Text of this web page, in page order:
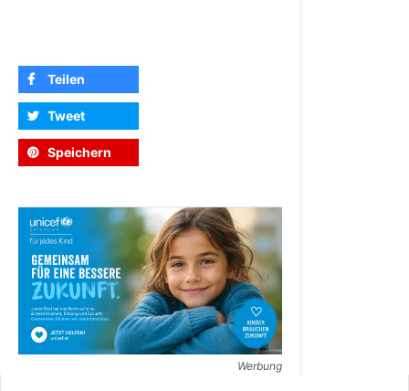
Teilen
Tweet
Speichern
Werbung